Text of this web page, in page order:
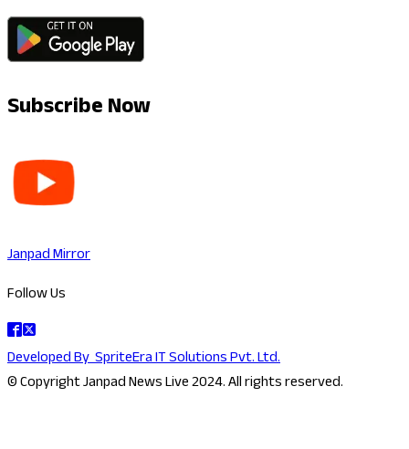
Subscribe Now
Janpad Mirror
Follow Us
Developed BySpriteEra IT Solutions Pvt. Ltd.
© Copyright Janpad News Live 2024. All rights reserved.